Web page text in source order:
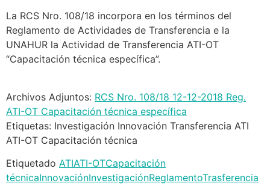
La RCS Nro. 108/18 incorpora en los términos del
Reglamento de Actividades de Transferencia e la
UNAHUR la Actividad de Transferencia ATI-OT
“Capacitación técnica específica”.
Archivos Adjuntos: RCS Nro. 108/18 12-12-2018 Reg.
ATI-OT Capacitación técnica específica
Etiquetas: Investigación Innovación Transferencia ATI
ATI-OT Capacitación técnica
Etiquetado ATIATI-OTCapacitación
técnicaInnovaciónInvestigaciónReglamentoTrasferencia